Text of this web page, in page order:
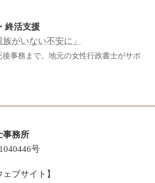
終活支援
族がいない不安に」
後事務まで。地元の女性行政書士がサポ
事務所
号
ブサイト】